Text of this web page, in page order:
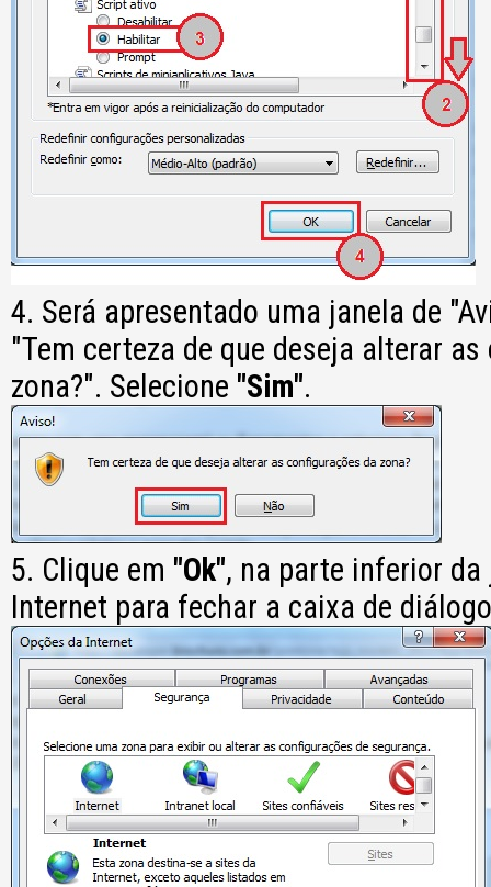
4. Será apresentado uma janela de
"Tem certeza de que deseja alterar
zona?". Selecione "Sim".
5. Clique em "Ok", na parte inferior da
Internet para fechar a caixa de